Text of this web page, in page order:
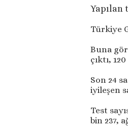
Yapılan
Türkiye
Buna
çıktı,
Son 24
iyileşen
Test
bin 237,